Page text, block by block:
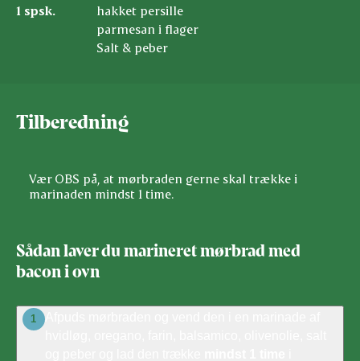
1 spsk.
hakket persille
parmesan i flager
Salt & peber
Tilberedning
Vær OBS på, at mørbraden gerne skal trække i
marinaden mindst 1 time.
Sådan laver du marineret mørbrad med
bacon i ovn
1
Afpuds mørbraden og vend den i en marinade af